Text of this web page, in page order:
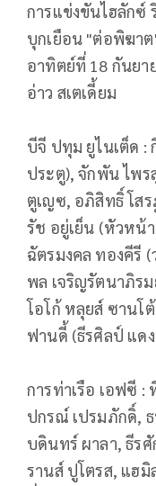
การแข่งขันไฮลักซ์
บุกเยือน "ต่อพิฆา
อาทิตย์ที่ 18 กันยา
อ่าว สเตเดี้ยม
บีจี ปทุม ยูไนเต็ด :
ประตู), จักพัน ไพ
ตูเญซ, อภิสิทธิ์ โสร
รัช อยู่เย็น (หัวหน้
ฉัตรมงคล ทองคีรี
พล เจริญรัตนาภิร
โอโก้ หลุยส์ ซานโ
ฟานดี้ (ธีรศิลป์ แด
การท่าเรือ เอฟซี :
ปกรณ์ เปรมภักดิ์,
บดินทร์ ผาลา, ธีร
รานส์ ปูโตรส, แฮ